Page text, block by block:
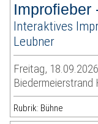
Improfieber
Interaktives
Leubner
Freitag,
Biedermeierstrand
Rubrik: Bühne